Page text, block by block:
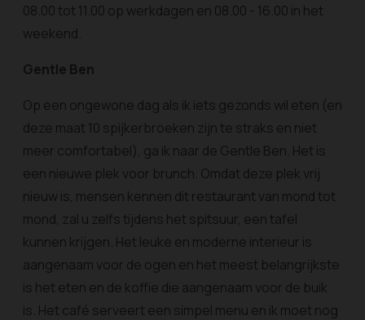
08.00 tot 11.00 op werkdagen en 08.00 - 16.00 in het
weekend.
Gentle Ben
Op een ongewone dag als ik iets gezonds wil eten (en
deze maat 10 spijkerbroeken zijn te straks en niet
meer comfortabel), ga ik naar de Gentle Ben. Het is
een nieuwe plek voor brunch. Omdat deze plek vrij
nieuw is, mensen kennen dit restaurant van mond tot
mond, zal u zelfs tijdens het spitsuur, een tafel
kunnen krijgen. Het leuke en moderne interieur is
aangenaam voor de ogen en het meest belangrijkste
is het eten en de koffie die aangenaam voor de buik
is. Het café serveert een simpel menu en ik moet nog